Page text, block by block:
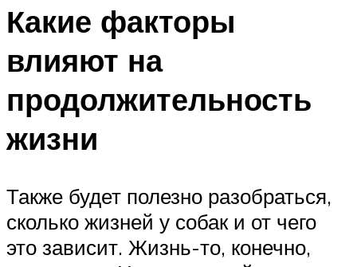
Какие факторы
влияют на
продолжительность
жизни
Также будет полезно разобраться,
сколько жизней у собак и от чего
это зависит. Жизнь-то, конечно,